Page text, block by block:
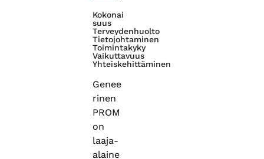
Kokonai
suus
Terveydenhuolto
Tietojohtaminen
Toimintakyky
Vaikuttavuus
Yhteiskehittäminen
Genee
rinen
PROM
on
laaja-
alaine